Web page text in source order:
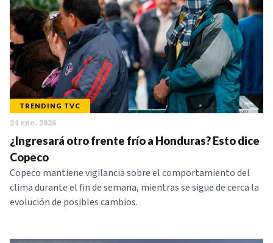
TRENDING TVC
24 ene. 2026
¿Ingresará otro frente frío a Honduras? Esto dice
Copeco
Copeco mantiene vigilancia sobre el comportamiento del
clima durante el fin de semana, mientras se sigue de cerca la
evolución de posibles cambios.